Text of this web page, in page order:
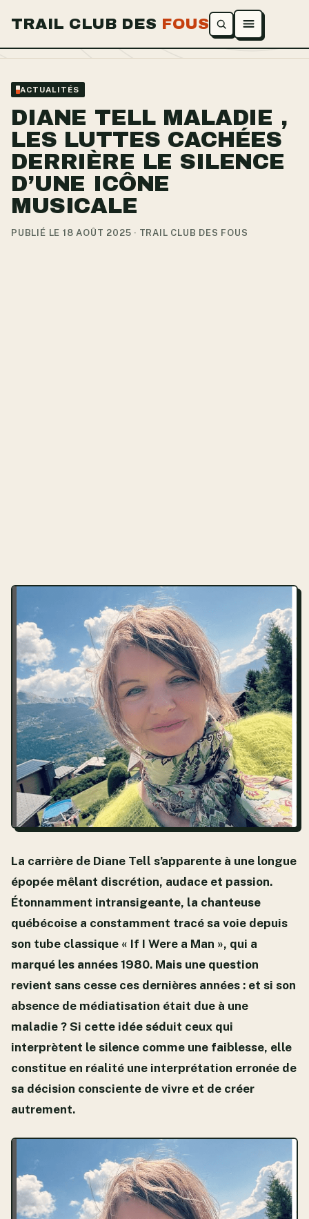
TRAIL CLUB DES FOUS Ouvrir le menu
ACTUALITÉS
DIANE TELL MALADIE ,
LES LUTTES CACHÉES
DERRIÈRE LE SILENCE
D’UNE ICÔNE
MUSICALE
PUBLIÉ LE 18 AOÛT 2025 · TRAIL CLUB DES FOUS
La carrière de Diane Tell s’apparente à une longue
épopée mêlant discrétion, audace et passion.
Étonnamment intransigeante, la chanteuse
québécoise a constamment tracé sa voie depuis
son tube classique « If I Were a Man », qui a
marqué les années 1980. Mais une question
revient sans cesse ces dernières années : et si son
absence de médiatisation était due à une
maladie ? Si cette idée séduit ceux qui
interprètent le silence comme une faiblesse, elle
constitue en réalité une interprétation erronée de
sa décision consciente de vivre et de créer
autrement.